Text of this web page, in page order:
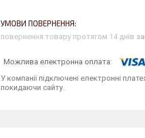
повернення товару протягом 14 днів
У компанії підключені електронні
покидаючи сайту.